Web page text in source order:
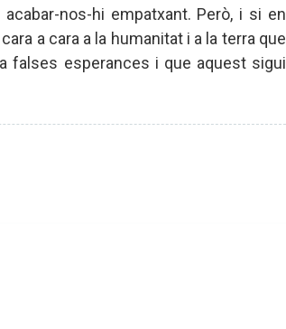
nos-hi empatxant. Però, i si en
a cara a la humanitat i a la terra que
falses esperances i que aquest sigui